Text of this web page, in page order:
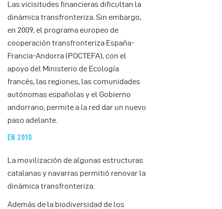
Las vicisitudes financieras dificultan la
dinámica transfronteriza. Sin embargo,
en 2009, el programa europeo de
cooperación transfronteriza España-
Francia-Andorra (POCTEFA), con el
apoyo del Ministerio de Ecología
francés, las regiones, las comunidades
autónomas españolas y el Gobierno
andorrano, permite a la red dar un nuevo
paso adelante.
EN 2010
La movilización de algunas estructuras
catalanas y navarras permitió renovar la
dinámica transfronteriza.
Además de la biodiversidad de los